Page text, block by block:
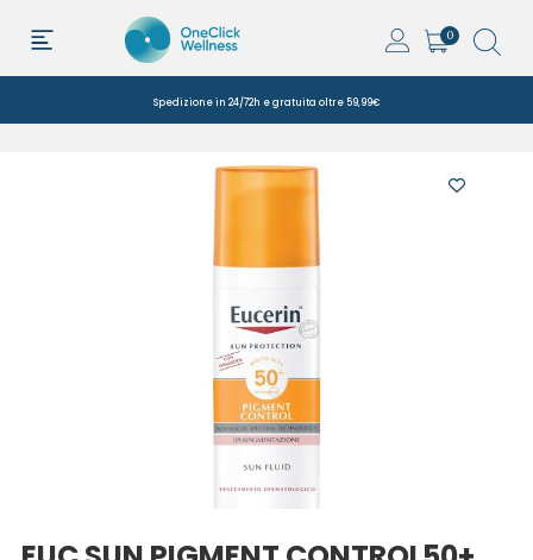
0
Spedizione in 24/72h e gratuita oltre 59,99€